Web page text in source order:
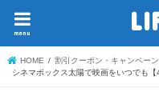
menu
HOME
割引クーポン・キャンペーン
シネマボックス太陽で映画をいつでも